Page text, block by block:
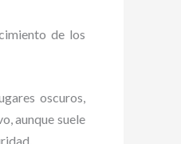
de los
oscuros,
aunque suele